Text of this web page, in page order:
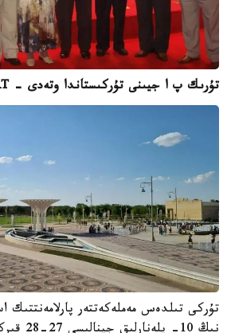
تۇرىك پ ا جيىنى تۇركىستاندا وتەدى - TRT
تۇركى تىلدەس مەملەكەتتەر پارلامەنتتىك